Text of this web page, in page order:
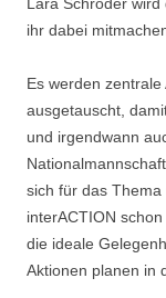
ihr dabei
Es werden
ausgetauscht,
und irgendwann
sich für das
interACTION
die ideale
Aktionen planen in